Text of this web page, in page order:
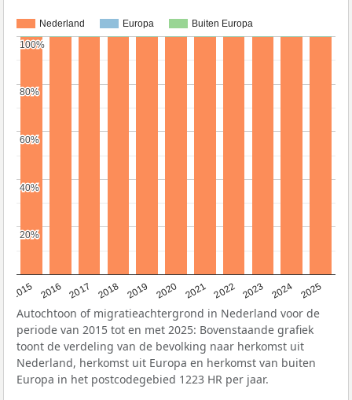
Nederland Europa Buiten Europa
2015 2016 2017 2018 2019 2020 2021 2022 2023 2024 2025
20%
20%
40%
40%
60%
60%
80%
80%
100%
100%
Autochtoon of migratieachtergrond in Nederland voor de
periode van 2015 tot en met 2025: Bovenstaande grafiek
toont de verdeling van de bevolking naar herkomst uit
Nederland, herkomst uit Europa en herkomst van buiten
Europa in het postcodegebied 1223 HR per jaar.